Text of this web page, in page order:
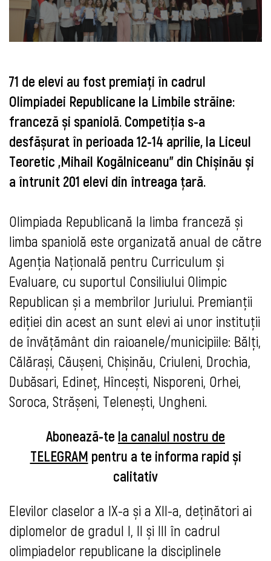
71 de elevi au fost premiați în cadrul
Olimpiadei Republicane la Limbile străine:
franceză și spaniolă. Competiția s-a
desfășurat în perioada 12-14 aprilie, la Liceul
Teoretic „Mihail Kogălniceanu” din Chișinău și
a întrunit 201 elevi din întreaga țară.
Olimpiada Republicană la limba franceză și
limba spaniolă este organizată anual de către
Agenția Națională pentru Curriculum și
Evaluare, cu suportul Consiliului Olimpic
Republican și a membrilor Juriului. Premianții
ediției din acest an sunt elevi ai unor instituții
de învățământ din raioanele/municipiile: Bălți,
Călărași, Căușeni, Chișinău, Criuleni, Drochia,
Dubăsari, Edineț, Hîncești, Nisporeni, Orhei,
Soroca, Strășeni, Telenești, Ungheni.
Abonează-te la canalul nostru de
TELEGRAM pentru a te informa rapid și
calitativ
Elevilor claselor a IX-a și a XII-a, deținători ai
diplomelor de gradul I, II și III în cadrul
olimpiadelor republicane la disciplinele